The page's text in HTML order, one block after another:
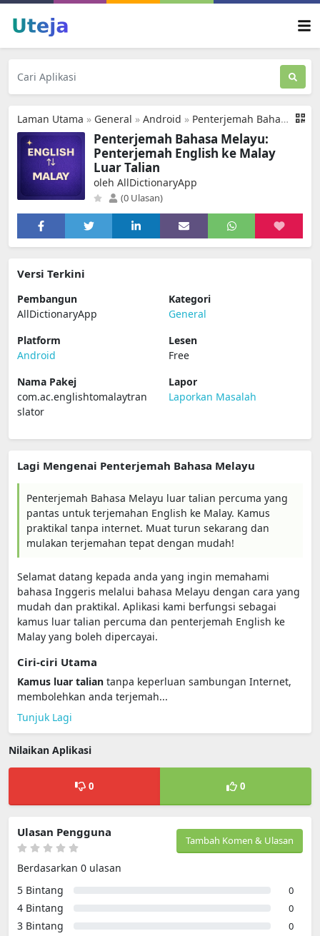
Laman Utama » General » Android » Penterjemah Bahasa Melayu
Penterjemah Bahasa Melayu:
Penterjemah English ke Malay
Luar Talian
oleh AllDictionaryApp
(0 Ulasan)
Versi Terkini
Pembangun
AllDictionaryApp
Kategori
General
Platform
Android
Lesen
Free
Nama Pakej
com.ac.englishtomalaytran
slator
Lapor
Laporkan Masalah
Lagi Mengenai Penterjemah Bahasa Melayu
Penterjemah Bahasa Melayu luar talian percuma yang
pantas untuk terjemahan English ke Malay. Kamus
praktikal tanpa internet. Muat turun sekarang dan
mulakan terjemahan tepat dengan mudah!
Selamat datang kepada anda yang ingin memahami
bahasa Inggeris melalui bahasa Melayu dengan cara yang
mudah dan praktikal. Aplikasi kami berfungsi sebagai
kamus luar talian percuma dan penterjemah English ke
Malay yang boleh dipercayai.
Ciri-ciri Utama
Kamus luar talian tanpa keperluan sambungan Internet,
membolehkan anda terjemah...
Tunjuk Lagi
Nilaikan Aplikasi
0 0
Tambah Komen & Ulasan
Ulasan Pengguna
Berdasarkan 0 ulasan
5 Bintang
0
4 Bintang 0
3 Bintang 0